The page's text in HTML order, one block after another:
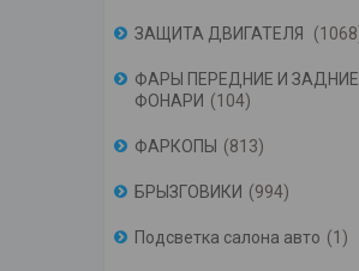
ЗАЩИТА ДВИГАТЕЛЯ 1068
ФАРЫ ПЕРЕДНИЕ И ЗАДНИЕ
ФОНАРИ
104
ФАРКОПЫ 813
БРЫЗГОВИКИ 994
Подсветка салона авто 1